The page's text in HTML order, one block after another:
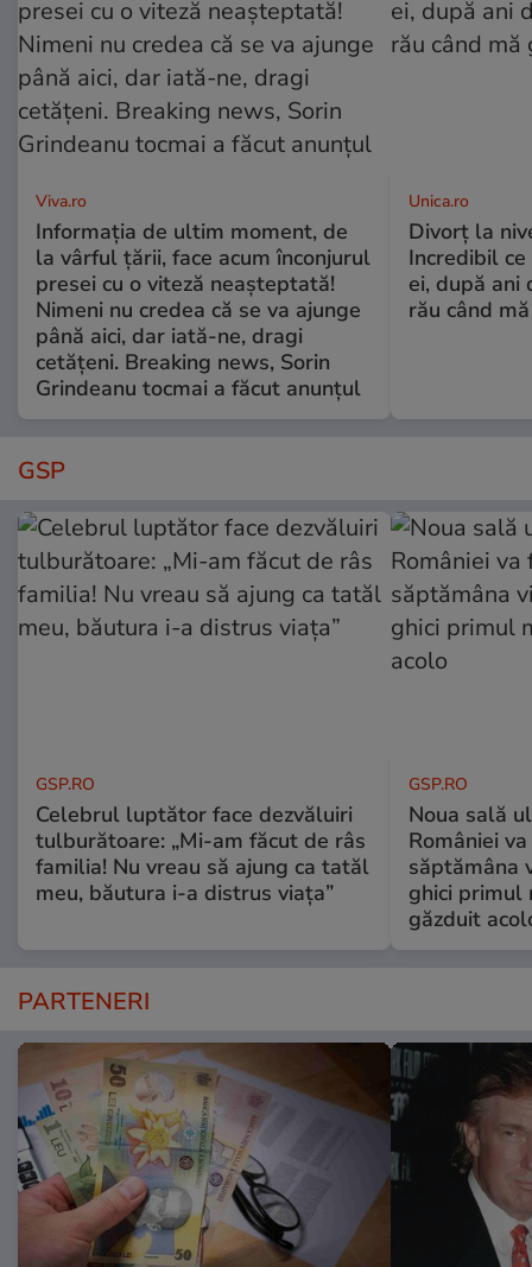
Viva.ro
Informația de ultim moment, de
la vârful țării, face acum înconjurul
presei cu o viteză neașteptată!
Nimeni nu credea că se va ajunge
până aici, dar iată-ne, dragi
cetățeni. Breaking news, Sorin
Grindeanu tocmai a făcut anunțul
Unica.ro
Divorț la
Incredibil
ei, după ani
rău când
GSP
GSP.RO
Celebrul luptător face dezvăluiri
tulburătoare: „Mi-am făcut de râs
familia! Nu vreau să ajung ca tatăl
meu, băutura i-a distrus viața”
GSP.RO
Noua sală
României
săptămâna
ghici primul
găzduit
PARTENERI